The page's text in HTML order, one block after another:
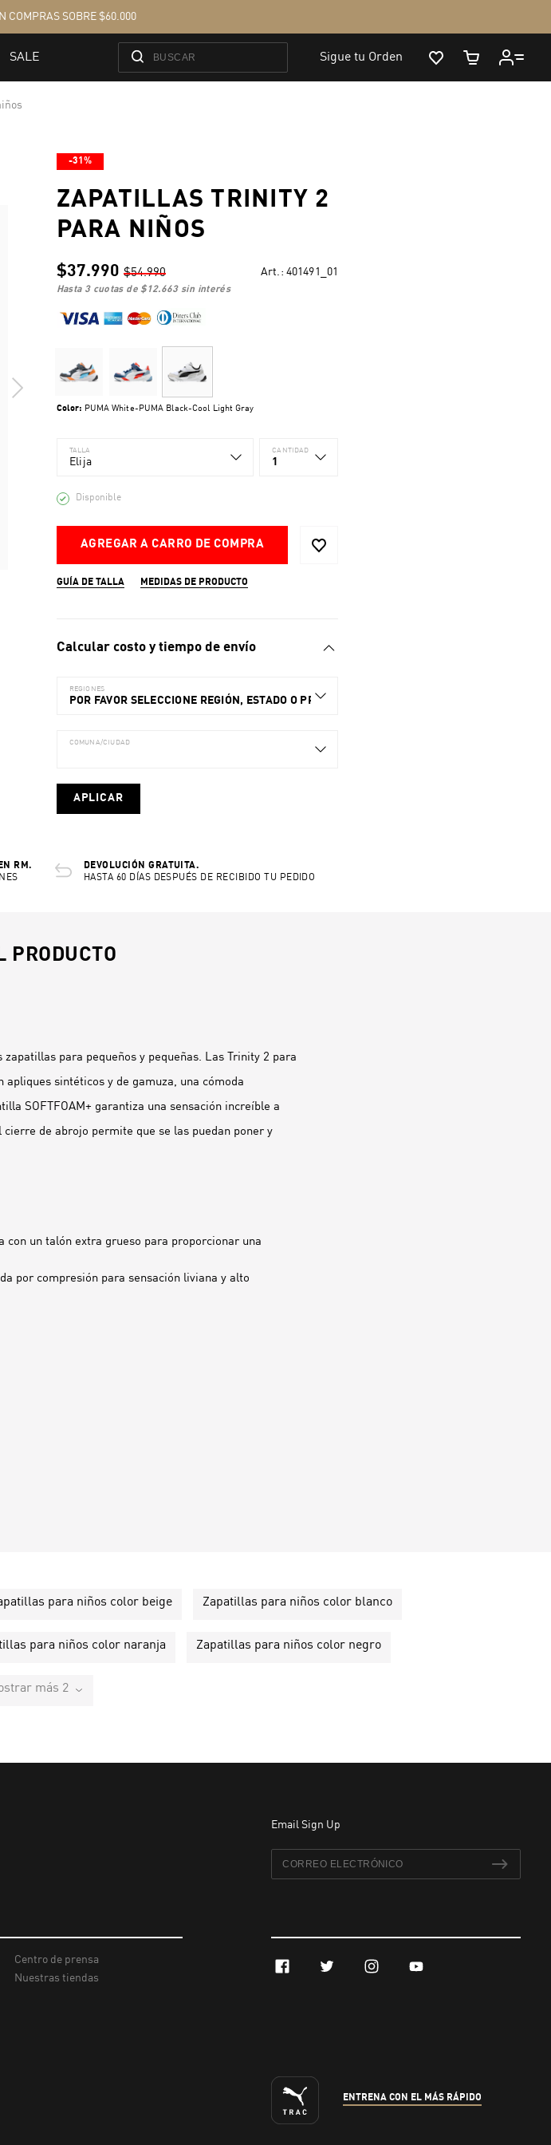
-31%
ZAPATILLAS TRINITY 2
PARA NIÑOS
$37.990 $54.990 Art.: 401491_01
hasta 3 cuotas de $12.663sin interés
Color: PUMA White-PUMA Black-Cool Light Gray
TALLA
Elija
CANTIDAD
1
Disponible
AGREGAR A CARRO DE COMPRA
GUÍA DE TALLA MEDIDAS DE PRODUCTO
Calcular costo y tiempo de envío
REGIONES
POR FAVOR SELECCIONE REGIÓN, ESTADO O PROVINCIA.
COMUNA/CIUDAD
APLICAR
RM.
DEVOLUCIÓN GRATUITA.
HASTA 60 DÍAS DESPUÉS DE RECIBIDO TU PEDIDO
PRODUCTO
para pequeños y pequeñas. Las Trinity 2 para
sintéticos y de gamuza, una cómoda
SOFTFOAM+ garantiza una sensación increíble a
de abrojo permite que se las puedan poner y
con un talón extra grueso para proporcionar una
por compresión para sensación liviana y alto
para niños color beige Zapatillas para niños color blanco
para niños color naranja Zapatillas para niños color negro
más 2